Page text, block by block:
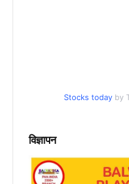
Stocks today by
विज्ञापन